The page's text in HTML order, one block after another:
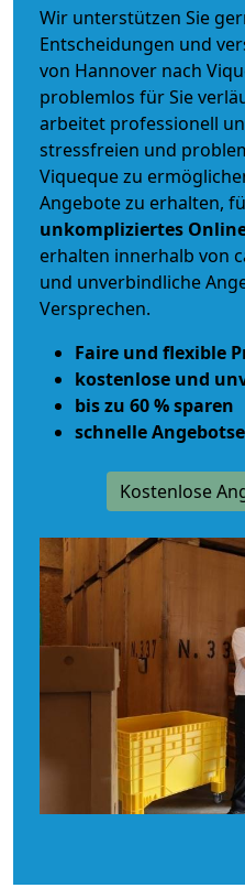
Wir unterstützen Sie
Entscheidungen und
von Hannover nach
problemlos für Sie
arbeitet professionell
stressfreien und
Viqueque zu
Angebote zu erhalten,
unkompliziertes
erhalten innerhalb von
und unverbindliche
Versprechen.
Faire und flexible
kostenlose und
bis zu 60 % sparen
schnelle
Kostenlose